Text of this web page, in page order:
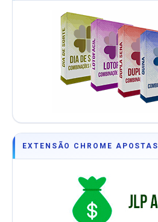
EXTENSÃO CHROME APOSTAS